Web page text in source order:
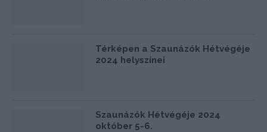
Térképen a Szaunázók Hétvégéje
2024 helyszínei
Szaunázók Hétvégéje 2024
október 5-6.